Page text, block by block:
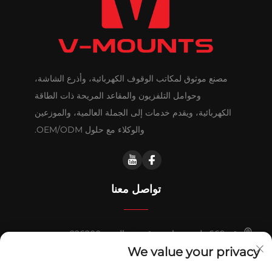
مصنع موثوق لمكاتب الوقوف الكهربائية، وأذرع الشاشة،
وحوامل التلفزيون والمقاعد المريحة ذات الطاقة
الكهربائية، ويقدم خدمات إلى الجملة العالمية، والموزعين
والوكلاء مع حلول OEM/ODM.
تواصل معنا
رقم 669 طريق هواشي، قيدونغ، الصين 226200
We value your privacy